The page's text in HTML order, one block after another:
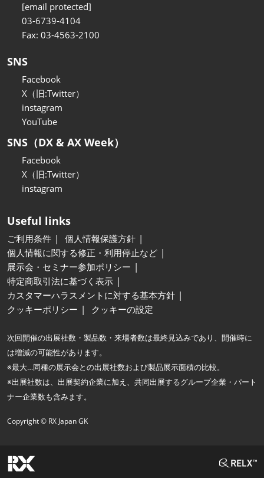
[email protected]
03-6739-4104
Fax: 03-4563-2100
SNS
Facebook
X（旧:Twitter）
instagram
YouTube
SNS（DX & AX Week）
Facebook
X（旧:Twitter）
instagram
Useful links
ご利用条件
個人情報保護方針
個人情報に関する修正・利用停止など
展示会・セミナー参加ポリシー
特定商取引法に基づく表示
カスタマーハラスメントに対する基本方針
クッキーポリシー
クッキーの設定
次回開催の出展社数・製品数・来場者数は最終見込みであり、開催時に
は増減の可能性があります。
※最大…同種の展示会との出展社数および製品展示面積の比較。
※出展社数は、出展契約企業に加え、共同出展するグループ企業・パート
ナー企業数も含みます。
Copyright © RX Japan GK